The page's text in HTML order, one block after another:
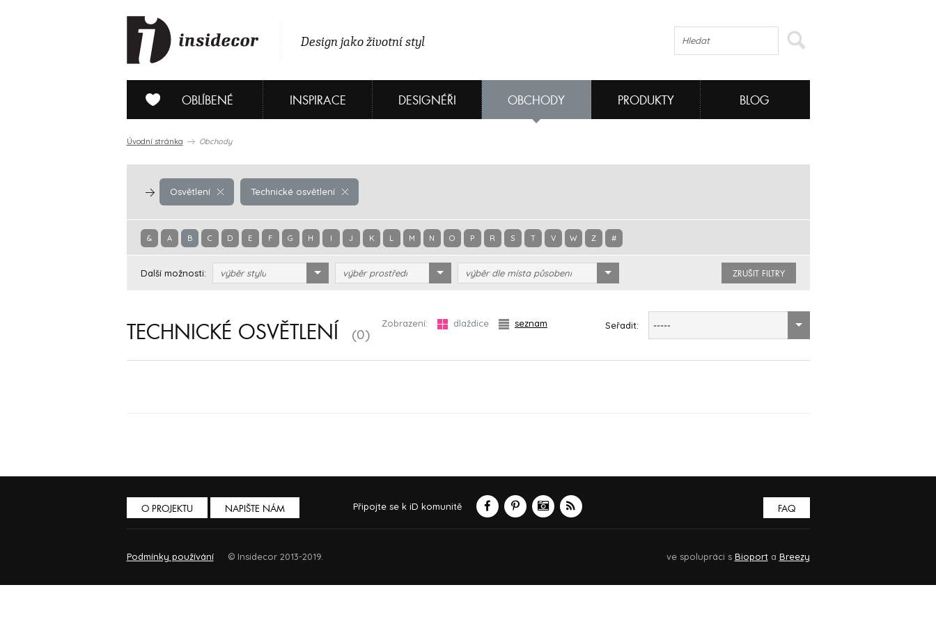
Design jako životní styl
OBLÍBENÉ INSPIRACE DESIGNÉŘI OBCHODY PRODUKTY BLOG
Úvodní stránka Obchody
Osvětlení Technické osvětlení
& A B C D E F G H I J K L M N O P R S T V W Z #
Další možnosti: výběr stylu výběr prostředí výběr dle místa působení ZRUŠIT FILTRY
TECHNICKÉ OSVĚTLENÍ (0)
Zobrazení: dlaždice seznam Seřadit: -----
O PROJEKTU NAPIŠTE NÁM Připojte se k iD komunitě FAQ
Podmínky používání © Insidecor 2013-2019. ve spolupráci s Bioporta Breezy